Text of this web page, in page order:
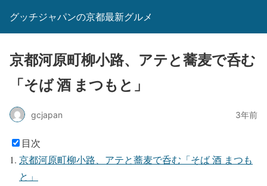
グッチジャパンの京都最新グルメ
京都河原町柳小路、アテと蕎麦で呑む
「そば 酒 まつもと」
gcjapan 3年前
目次
京都河原町柳小路、アテと蕎麦で呑む「そば 酒 まつも
と」